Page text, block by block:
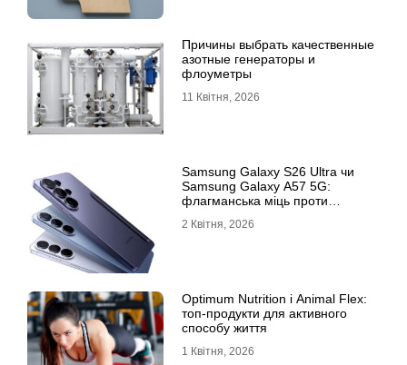
Причины выбрать качественные
азотные генераторы и
флоуметры
11 Квітня, 2026
Samsung Galaxy S26 Ultra чи
Samsung Galaxy A57 5G:
флагманська міць проти
2 Квітня, 2026
Optimum Nutrition і Animal Flex:
топ-продукти для активного
способу життя
1 Квітня, 2026